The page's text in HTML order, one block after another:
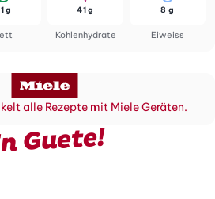
g
Kohlenhydrate
41 g
Eiweiss
8 g
alle Rezepte mit Miele Geräten.
Guete!